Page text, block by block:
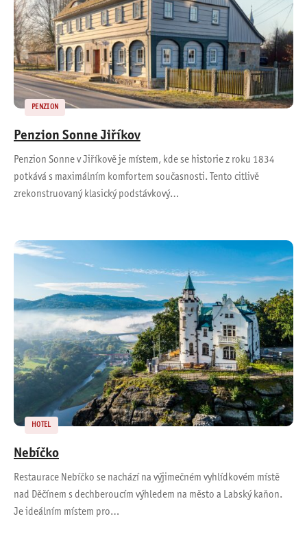
PENZION
Penzion Sonne Jiříkov
Penzion Sonne v Jiříkově je místem, kde se historie z roku 1834
potkává s maximálním komfortem současnosti. Tento citlivě
zrekonstruovaný klasický podstávkový…
HOTEL
Nebíčko
Restaurace Nebíčko se nachází na výjimečném vyhlídkovém místě
nad Děčínem s dechberoucím výhledem na město a Labský kaňon.
Je ideálním místem pro…